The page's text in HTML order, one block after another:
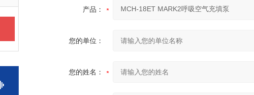
产品：
您的单位：
您的姓名：